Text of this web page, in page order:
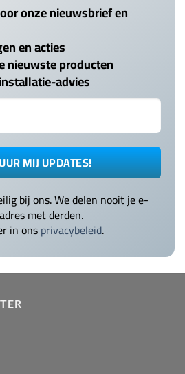
onze nieuwsbrief en
en acties
nieuwste producten
advies
bij ons. We delen nooit je e-
met derden.
in onsprivacybeleid.